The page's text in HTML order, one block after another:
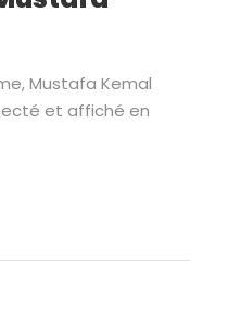
Mustafa Kemal
et affiché en